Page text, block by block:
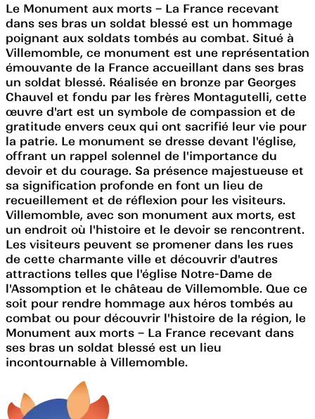
Le Monument aux morts – La France recevant
dans ses bras un soldat blessé est un hommage
poignant aux soldats tombés au combat. Situé à
Villemomble, ce monument est une représentation
émouvante de la France accueillant dans ses bras
un soldat blessé. Réalisée en bronze par Georges
Chauvel et fondu par les frères Montagutelli, cette
œuvre d'art est un symbole de compassion et de
gratitude envers ceux qui ont sacrifié leur vie pour
la patrie. Le monument se dresse devant l'église,
offrant un rappel solennel de l'importance du
devoir et du courage. Sa présence majestueuse et
sa signification profonde en font un lieu de
recueillement et de réflexion pour les visiteurs.
Villemomble, avec son monument aux morts, est
un endroit où l'histoire et le devoir se rencontrent.
Les visiteurs peuvent se promener dans les rues
de cette charmante ville et découvrir d'autres
attractions telles que l'église Notre-Dame de
l'Assomption et le château de Villemomble. Que ce
soit pour rendre hommage aux héros tombés au
combat ou pour découvrir l'histoire de la région, le
Monument aux morts – La France recevant dans
ses bras un soldat blessé est un lieu
incontournable à Villemomble.